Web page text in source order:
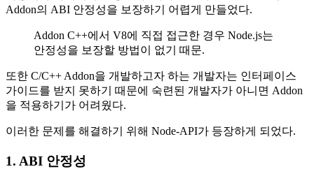
Addon의 ABI 안정성을 보장하기 어렵게 만들었다.
Addon C++에서 V8에 직접 접근한 경우 Node.js는
안정성을 보장할 방법이 없기 때문.
또한 C/C++ Addon을 개발하고자 하는 개발자는 인터페이스
가이드를 받지 못하기 때문에 숙련된 개발자가 아니면 Addon
을 적용하기가 어려웠다.
이러한 문제를 해결하기 위해 Node-API가 등장하게 되었다.
1. ABI 안정성